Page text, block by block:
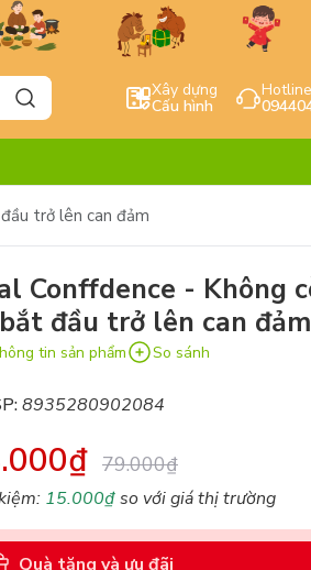
Xây dựng
Cấu hình
Hotline
trở lên can đảm
Conffdence - Không
đầu trở lên can đảm
tin sản phẩm So sánh
8935280902084
79.000₫
15.000₫so với giá thị trường
Quà tặng và ưu đãi